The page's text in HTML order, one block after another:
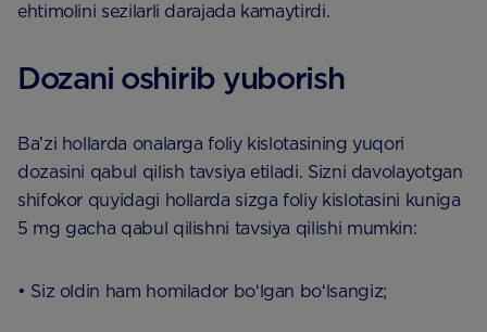
ehtimolini sezilarli darajada kamaytirdi.
Dozani oshirib yuborish
Baʼzi hollarda onalarga foliy kislotasining yuqori
dozasini qabul qilish tavsiya etiladi. Sizni davolayotgan
shifokor quyidagi hollarda sizga foliy kislotasini kuniga
5 mg gacha qabul qilishni tavsiya qilishi mumkin:
• Siz oldin ham homilador boʻlgan boʻlsangiz;